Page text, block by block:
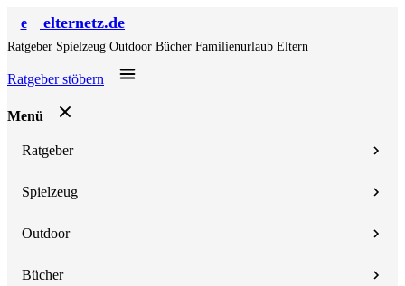
e elternetz.de
Ratgeber Spielzeug Outdoor Bücher Familienurlaub Eltern
Ratgeber stöbern
Menü
Ratgeber
Spielzeug
Outdoor
Bücher